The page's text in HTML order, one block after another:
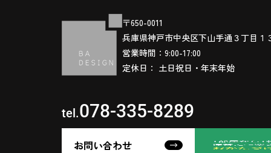
〒650-0011
兵庫県神戸市中央区下山手通３丁目１
営業時間：9:00-17:00
定休日： 土日祝日・年末年始
tel.078-335-8289
お問い合わせ